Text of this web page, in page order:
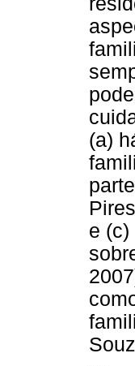
(a)
e (c)